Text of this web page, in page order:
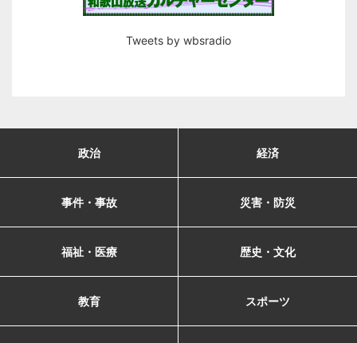
Tweets by wbsradio
政治 経済
事件・事故 災害・防災
福祉・医療 歴史・文化
教育 スポーツ